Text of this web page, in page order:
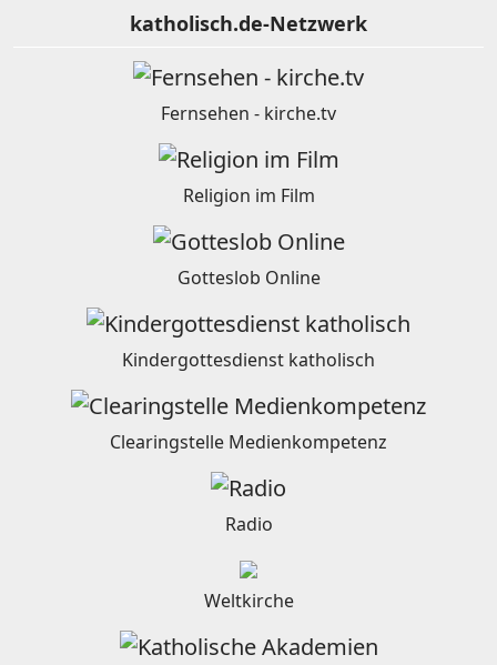
katholisch.de-Netzwerk
Fernsehen - kirche.tv
Religion im Film
Gotteslob Online
Kindergottesdienst katholisch
Clearingstelle Medienkompetenz
Radio
Weltkirche